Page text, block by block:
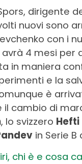
dirigente
nuovi sono
con i
4 mesi per
in maniera
e la
è
cambio di
, lo svizzero Hefti
in Serie B
chi è e cosa